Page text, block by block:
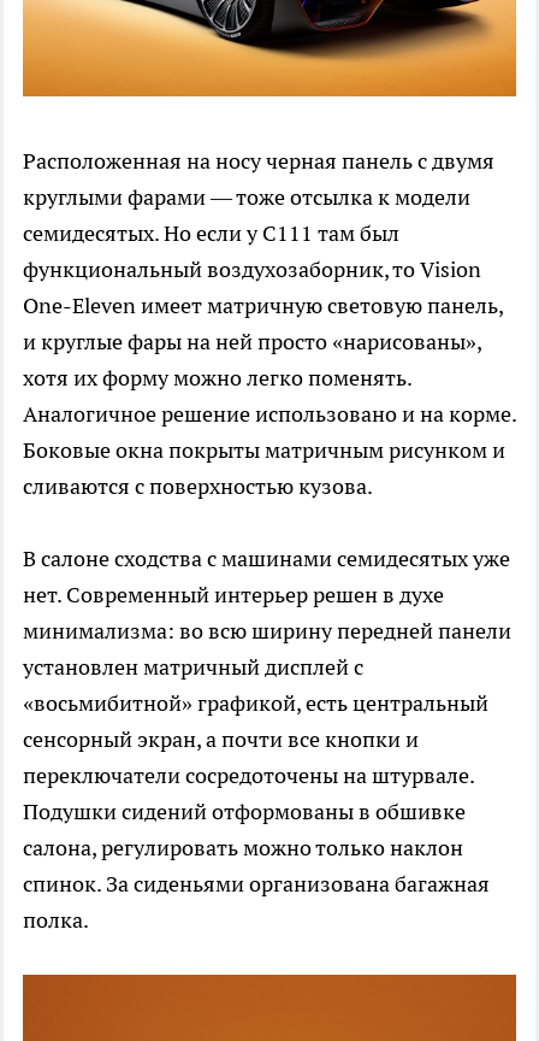
Расположенная на носу черная панель с двумя
круглыми фарами — тоже отсылка к модели
семидесятых. Но если у C111 там был
функциональный воздухозаборник, то Vision
One-Eleven имеет матричную световую панель,
и круглые фары на ней просто «нарисованы»,
хотя их форму можно легко поменять.
Аналогичное решение использовано и на корме.
Боковые окна покрыты матричным рисунком и
сливаются с поверхностью кузова.
В салоне сходства с машинами семидесятых уже
нет. Современный интерьер решен в духе
минимализма: во всю ширину передней панели
установлен матричный дисплей с
«восьмибитной» графикой, есть центральный
сенсорный экран, а почти все кнопки и
переключатели сосредоточены на штурвале.
Подушки сидений отформованы в обшивке
салона, регулировать можно только наклон
спинок. За сиденьями организована багажная
полка.